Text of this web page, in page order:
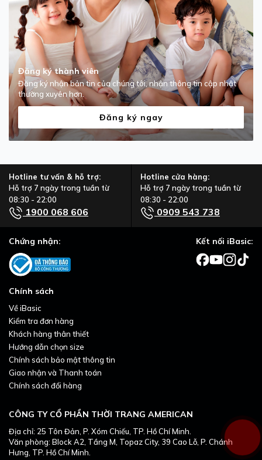
Đăng ký thành viên
Đăng ký nhận bản tin của chúng tôi, nhận thông tin cập nhật
thường xuyên hơn.
Đăng ký ngay
Hotline tư vấn & hỗ trợ:
Hỗ trợ 7 ngày trong tuần từ
08:30 - 22:00
1900 068 606
Hotline cửa hàng:
Hỗ trợ 7 ngày trong tuần từ
08:30 - 22:00
0909 543 738
CÔNG TY CỔ PHẦN THỜI TRANG AMERICAN
Địa chỉ: 25 Tôn Đản, P. Xóm Chiếu, TP. Hồ Chí Minh.
Văn phòng: Block A2, Tầng M, Topaz City, 39 Cao Lỗ, P. Chánh
Hưng, TP. Hồ Chí Minh.
Chính sách
Về iBasic
Kiểm tra đơn hàng
Khách hàng thân thiết
Hướng dẫn chọn size
Chính sách bảo mật thông tin
Giao nhận và Thanh toán
Chính sách đổi hàng
Chứng nhận: Kết nối iBasic: